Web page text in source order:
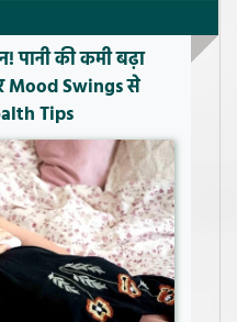
पानी की कमी बढ़ा
Mood Swings से
Tips